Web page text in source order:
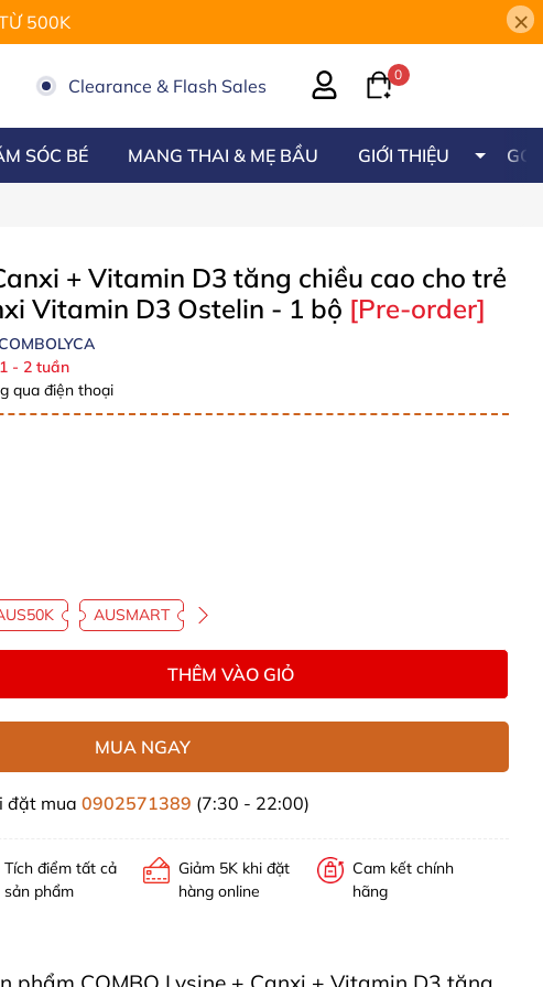
500K ×
Clearance & Flash Sales
0
SÓC BÉ MANG THAI & MẸ BẦU GIỚI THIỆU
+ Vitamin D3 tăng chiều cao cho trẻ
Vitamin D3 Ostelin - 1 bộ [Pre-order]
- 2 tuần
qua điện thoại
AUSMART
THÊM VÀO GIỎ
MUA NGAY
đặt mua0902571389 (7:30 - 22:00)
Tích điểm tất cả
sản phẩm
Giảm 5K khi đặt
hàng online
Cam kết chính
hãng